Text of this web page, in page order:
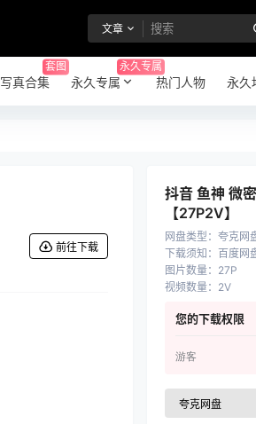
文章
写真合集
套图
永久专属
永久专属
热门人物 永久
前往下载
抖音 鱼神 微
【27P2V】
网盘类型 ： 夸克网
下载须知 ： 百度网
图片数量： 27P
视频数量： 2V
您的下载权限
游客
夸克网盘